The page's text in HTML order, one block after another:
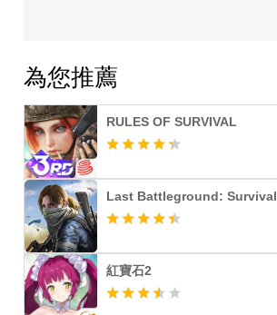
為您推薦
RULES OF SURVIVAL
Last Battleground: Survival
紅寶石2